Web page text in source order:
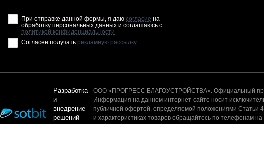
При отправке данной формы, я даю согласие на
обработку персональных данных и соглашаюсь с
политикой конфиденциальности
Согласен получать рекламную рассылку
Разработка
и
внедрение
решений
на 1С-
ООО «ПРОГРЕСС БЛАГОУСТРОЙСТВА». Официальный
Информация на данном интернет-сайте носит
публичной офертой, определяемой положениями Статьи
и характеристиках товаров обращайтесь по телефонам
контента, а так же без письменного разрешения